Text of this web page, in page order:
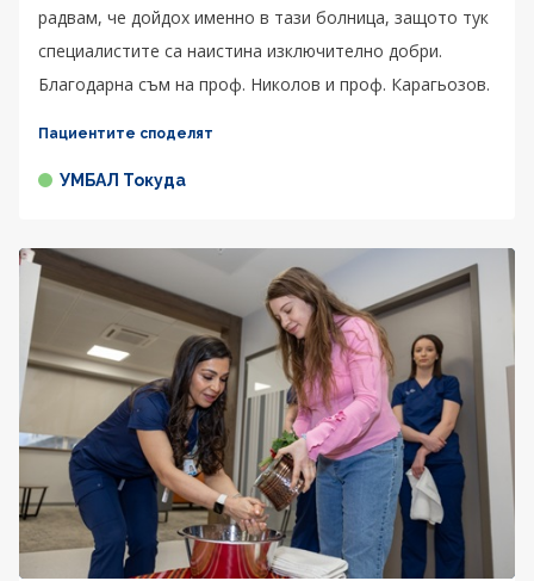
радвам, че дойдох именно в тази болница, защото тук
специалистите са наистина изключително добри.
Благодарна съм на проф. Николов и проф. Карагьозов.
Пациентите споделят
УМБАЛ Токуда